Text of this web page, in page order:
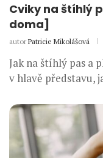
Cviky na štíhlý
doma]
autor Patricie Mikolášová
Jak na štíhlý pas a
v hlavě představu,